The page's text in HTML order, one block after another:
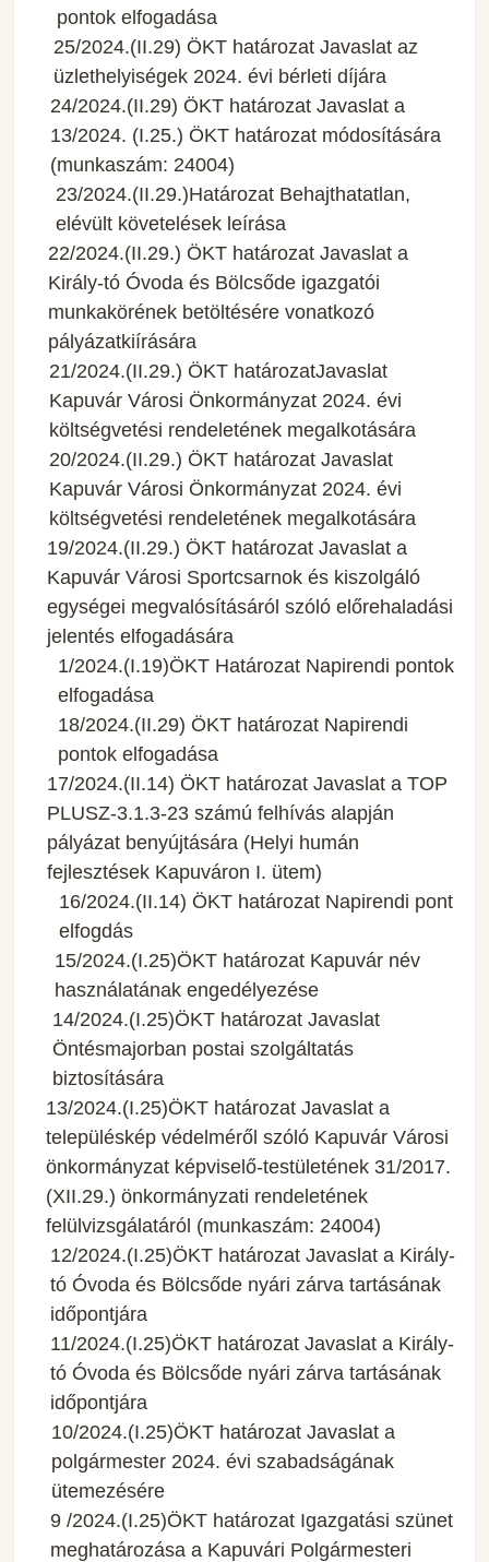
pontok elfogadása
25/2024.(II.29) ÖKT határozat Javaslat az
üzlethelyiségek 2024. évi bérleti díjára
24/2024.(II.29) ÖKT határozat Javaslat a
13/2024. (I.25.) ÖKT határozat módosítására
(munkaszám: 24004)
23/2024.(II.29.)Határozat Behajthatatlan,
elévült követelések leírása
22/2024.(II.29.) ÖKT határozat Javaslat a
Király-tó Óvoda és Bölcsőde igazgatói
munkakörének betöltésére vonatkozó
pályázatkiírására
21/2024.(II.29.) ÖKT határozatJavaslat
Kapuvár Városi Önkormányzat 2024. évi
költségvetési rendeletének megalkotására
20/2024.(II.29.) ÖKT határozat Javaslat
Kapuvár Városi Önkormányzat 2024. évi
költségvetési rendeletének megalkotására
19/2024.(II.29.) ÖKT határozat Javaslat a
Kapuvár Városi Sportcsarnok és kiszolgáló
egységei megvalósításáról szóló előrehaladási
jelentés elfogadására
1/2024.(I.19)ÖKT Határozat Napirendi pontok
elfogadása
18/2024.(II.29) ÖKT határozat Napirendi
pontok elfogadása
17/2024.(II.14) ÖKT határozat Javaslat a TOP
PLUSZ-3.1.3-23 számú felhívás alapján
pályázat benyújtására (Helyi humán
fejlesztések Kapuváron I. ütem)
16/2024.(II.14) ÖKT határozat Napirendi pont
elfogdás
15/2024.(I.25)ÖKT határozat Kapuvár név
használatának engedélyezése
14/2024.(I.25)ÖKT határozat Javaslat
Öntésmajorban postai szolgáltatás
biztosítására
13/2024.(I.25)ÖKT határozat Javaslat a
településkép védelméről szóló Kapuvár Városi
önkormányzat képviselő-testületének 31/2017.
(XII.29.) önkormányzati rendeletének
felülvizsgálatáról (munkaszám: 24004)
12/2024.(I.25)ÖKT határozat Javaslat a Király-
tó Óvoda és Bölcsőde nyári zárva tartásának
időpontjára
11/2024.(I.25)ÖKT határozat Javaslat a Király-
tó Óvoda és Bölcsőde nyári zárva tartásának
időpontjára
10/2024.(I.25)ÖKT határozat Javaslat a
polgármester 2024. évi szabadságának
ütemezésére
9 /2024.(I.25)ÖKT határozat Igazgatási szünet
meghatározása a Kapuvári Polgármesteri